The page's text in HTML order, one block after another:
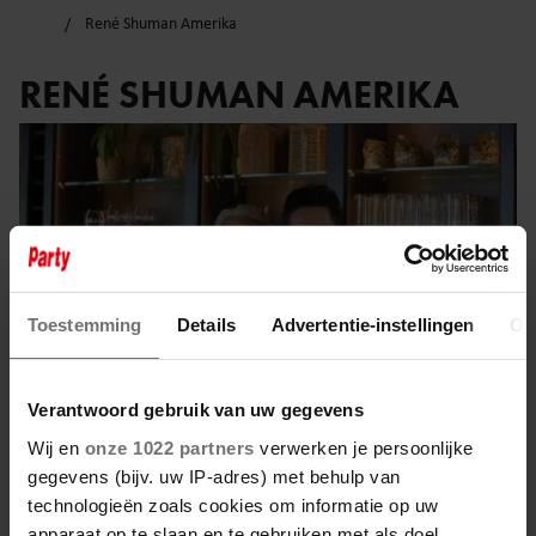
Toestemming Details Advertentie-instellingen
Verantwoord gebruik van uw gegevens
Wij en onze 1022 partners verwerken je persoonlijke
gegevens (bijv. uw IP-adres) met behulp van
technologieën zoals cookies om informatie op uw
René Shuman Amerika
RENÉ SHUMAN AMERIKA
27 mei 2025